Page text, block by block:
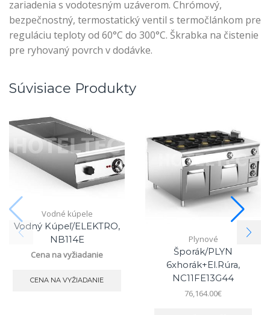
zariadenia s vodotesným uzáverom. Chrómový,
bezpečnostný, termostatický ventil s termočlánkom pre
reguláciu teploty od 60°C do 300°C. Škrabka na čistenie
pre ryhovaný povrch v dodávke.
Súvisiace Produkty
Vodné kúpele
Vodný Kúpeľ/ELEKTRO,
NB114E
Cena na vyžiadanie
CENA NA VYŽIADANIE
Plynové
Šporák/PLYN
6xhorák+el.rúra,
NC11FE13G44
76,164.00€